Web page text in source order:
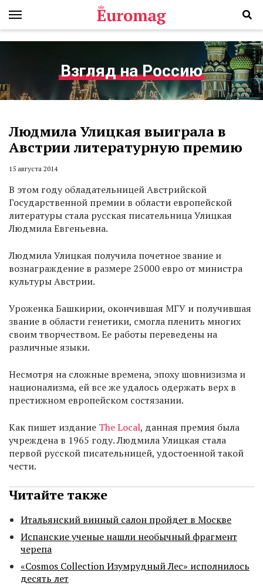
Взгляд на Россию
Людмила Улицкая выиграла в
Австрии литературную премию
15 августа 2014
В этом году обладательницей Австрийской
Государственной премии в области европейской
литературы стала русская писательница Улицкая
Людмила Евгеньевна.
Людмила Улицкая получила почетное звание и
вознаграждение в размере 25000 евро от министра
культуры Австрии.
Уроженка Башкирии, окончившая МГУ и получившая
звание в области генетики, смогла пленить многих
своим творчеством. Ее работы переведены на
различные языки.
Несмотря на сложные времена, эпоху шовнизизма и
национализма, ей все же удалось одержать верх в
престижном европейском состязании.
Как пишет издание The Local, данная премия была
учреждена в 1965 году. Людмила Улицкая стала
первой русской писательницей, удостоенной такой
чести.
Читайте также
Итальянский винный салон пройдет в Москве
Испанские ученые нашли необычный фрагмент
черепа
«Cosmos Collection Изумрудный Лес» исполнилось
десять лет